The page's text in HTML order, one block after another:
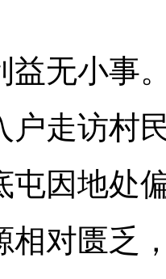
小事。
户走访村
屯因地处
相对匮乏